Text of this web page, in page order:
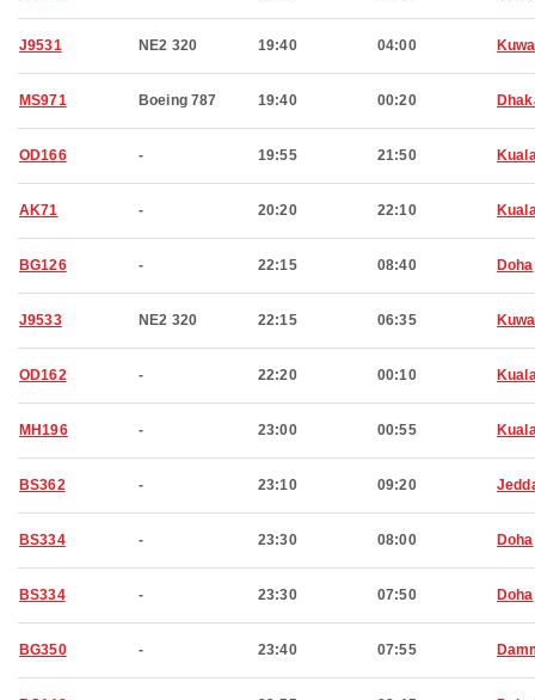
J9531 NE2 320 19:40 04:00
MS971 Boeing 787 19:40 00:20
OD166 - 19:55 21:50
AK71 - 20:20 22:10
BG126 - 22:15 08:40 Doha
J9533 NE2 320 22:15 06:35
OD162 - 22:20 00:10
MH196 - 23:00 00:55
BS362 - 23:10 09:20
BS334 - 23:30 08:00 Doha
BS334 - 23:30 07:50 Doha
BG350 - 23:40 07:55